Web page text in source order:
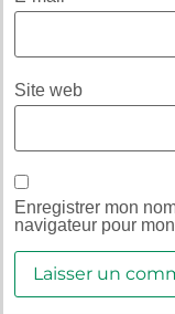
Site web
Enregistrer mon
navigateur pour